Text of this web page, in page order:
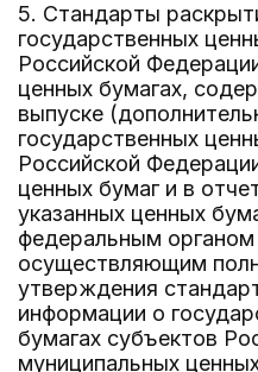
5. Стандарты
государственных
Российской
ценных бумагах,
выпуске
государственных
Российской
ценных бумаг и в
указанных ценных
федеральным органом
осуществляющим
утверждения
информации о
бумагах субъектов
муниципальных